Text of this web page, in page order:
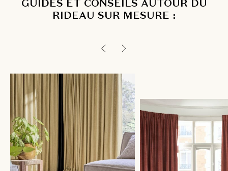
GUIDES ET CONSEILS AUTOUR DU
RIDEAU SUR MESURE :